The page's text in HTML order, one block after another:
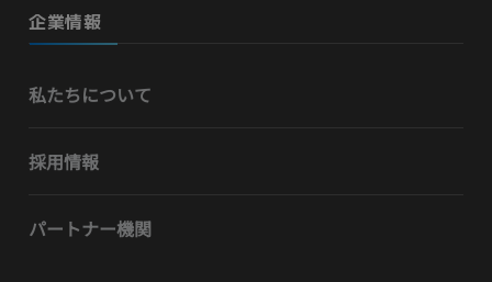
企業情報
私たちについて
採用情報
パートナー機関